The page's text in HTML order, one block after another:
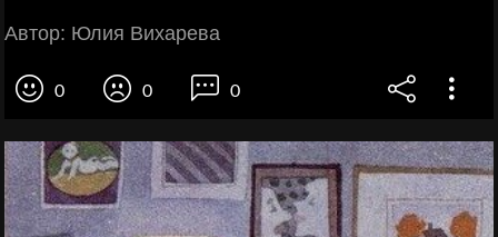
Автор: Юлия Вихарева
0 0 0